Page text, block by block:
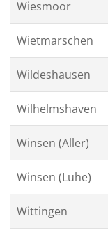
Wiesmoor
Wietmarschen
Wildeshausen
Wilhelmshaven
Winsen (Aller)
Winsen (Luhe)
Wittingen